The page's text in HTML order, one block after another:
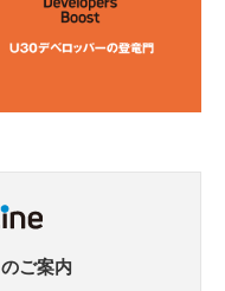
のご案内